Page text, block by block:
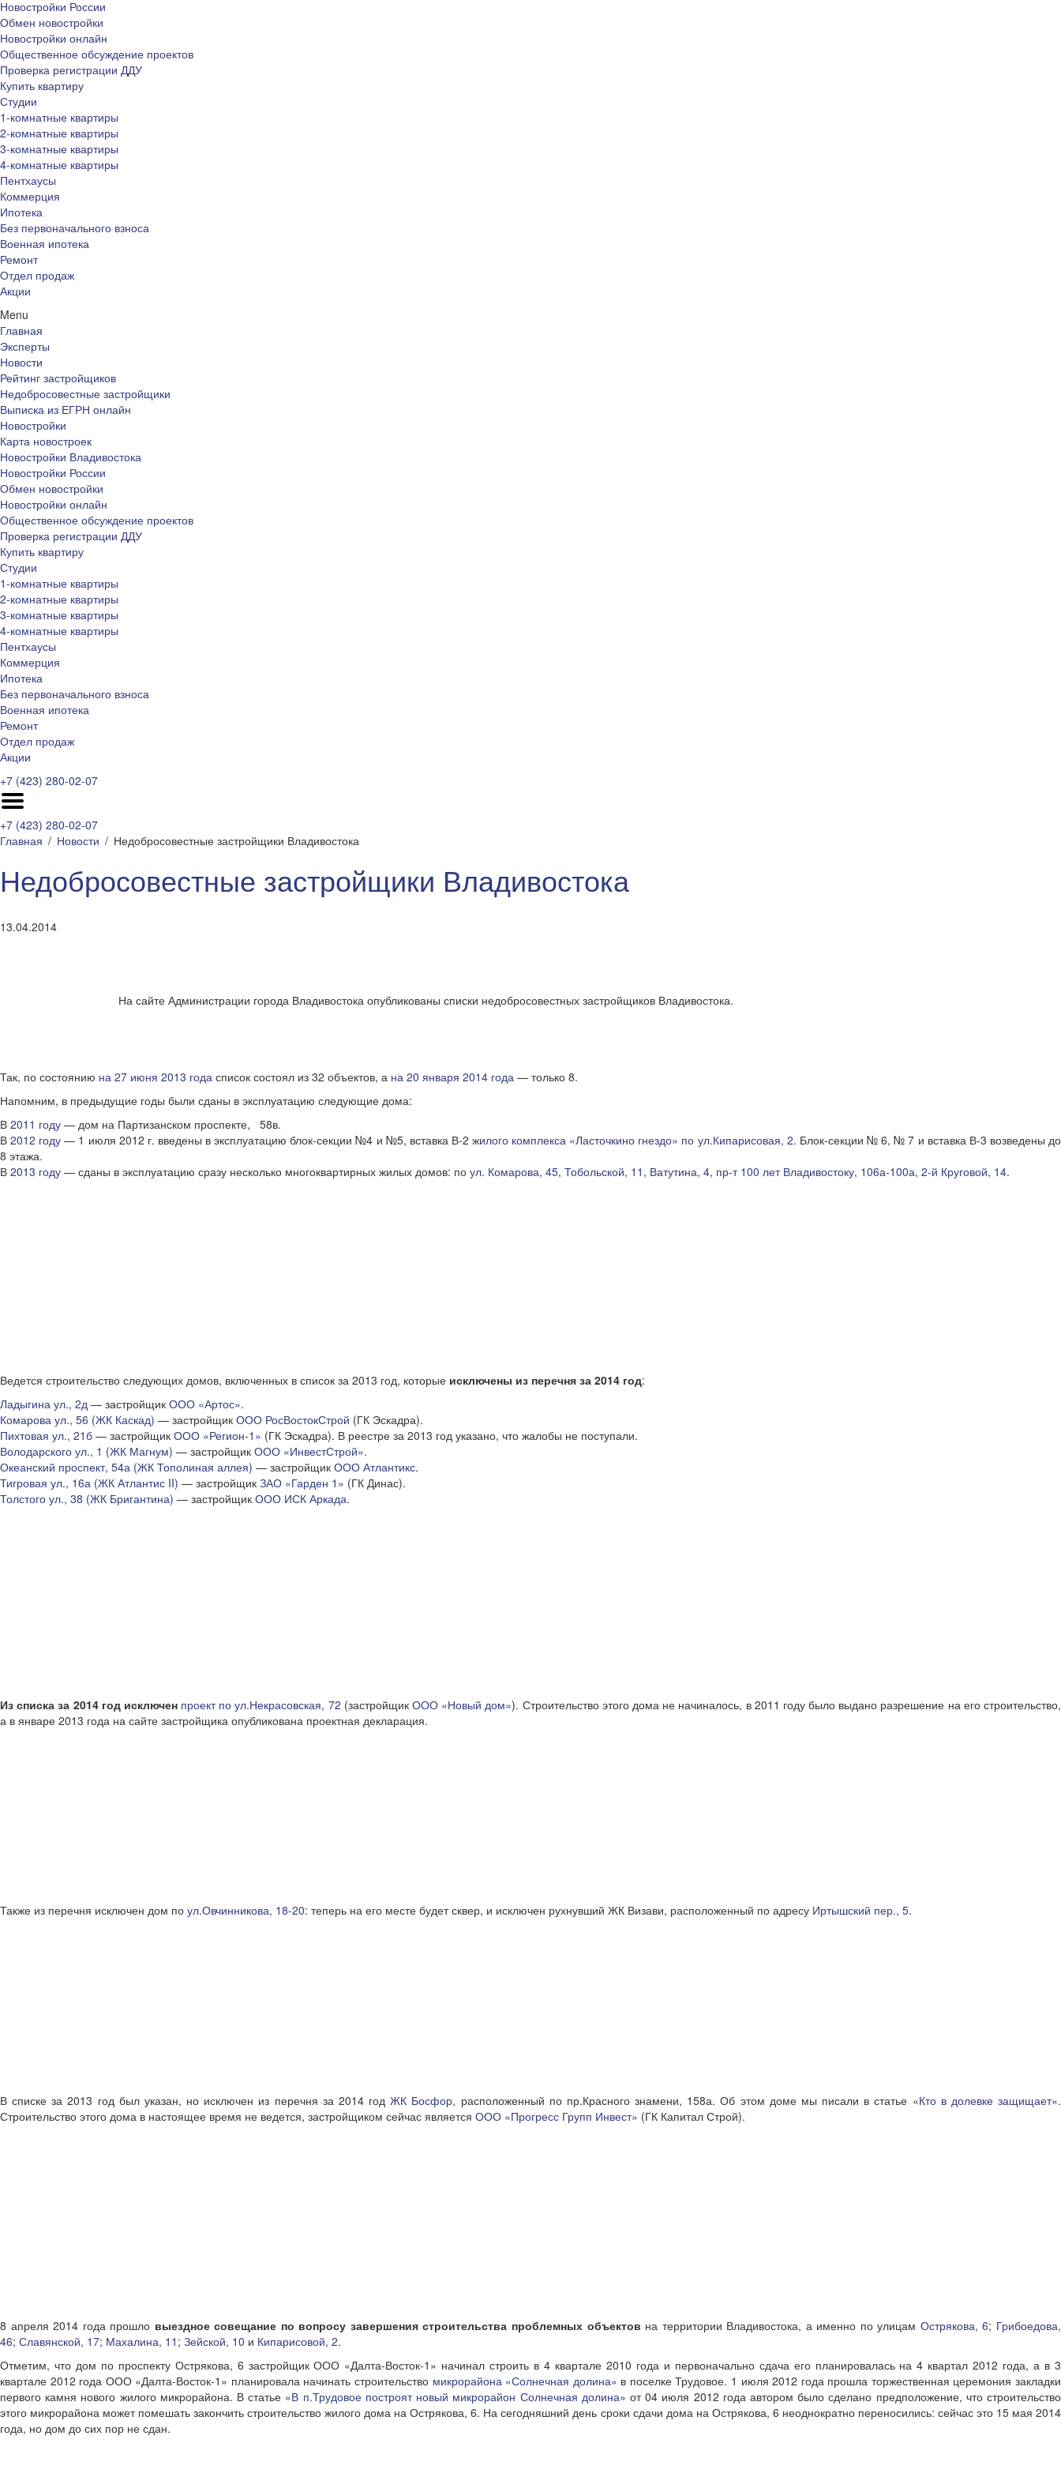
Новостройки России
Обмен новостройки
Новостройки онлайн
Общественное обсуждение проектов
Проверка регистрации ДДУ
Купить квартиру
Студии
1-комнатные квартиры
2-комнатные квартиры
3-комнатные квартиры
4-комнатные квартиры
Пентхаусы
Коммерция
Ипотека
Без первоначального взноса
Военная ипотека
Ремонт
Отдел продаж
Акции
Menu
Главная
Эксперты
Новости
Рейтинг застройщиков
Недобросовестные застройщики
Выписка из ЕГРН онлайн
Новостройки
Карта новостроек
Новостройки Владивостока
Новостройки России
Обмен новостройки
Новостройки онлайн
Общественное обсуждение проектов
Проверка регистрации ДДУ
Купить квартиру
Студии
1-комнатные квартиры
2-комнатные квартиры
3-комнатные квартиры
4-комнатные квартиры
Пентхаусы
Коммерция
Ипотека
Без первоначального взноса
Военная ипотека
Ремонт
Отдел продаж
Акции
+7 (423) 280-02-07
+7 (423) 280-02-07
Главная
Новости Недобросовестные застройщики Владивостока
Недобросовестные застройщики Владивостока
13.04.2014
На сайте Администрации города Владивостока опубликованы списки недобросовестных застройщиков Владивостока.
Так, по состоянию на 27 июня 2013 года список состоял из 32 объектов, а на 20 января 2014 года — только 8.
Напомним, в предыдущие годы были сданы в эксплуатацию следующие дома:
В 2011 году — дом на Партизанском проспекте, 58в.
В2012 году — 1 июля 2012 г. введены в эксплуатацию блок-секции №4 и №5, вставка В-2жилого комплекса «Ласточкино гнездо» по ул.Кипарисовая, 2. Блок-секции № 6, № 7 и вставка В-3 возведены до
8 этажа.
В 2013 году — сданы в эксплуатацию сразу несколько многоквартирных жилых домов: по ул. Комарова, 45, Тобольской, 11 , Ватутина, 4, пр-т 100 лет Владивостоку, 106а-100а, 2-й Круговой, 14.
Ведется строительство следующих домов, включенных в список за 2013 год, которые исключены из перечня за 2014 год:
Ладыгина ул., 2д — застройщик ООО «Артос».
Комарова ул., 56 (ЖК Каскад) — застройщик ООО РосВостокСтрой (ГК Эскадра).
Пихтовая ул., 21б — застройщик ООО «Регион-1» (ГК Эскадра). В реестре за 2013 год указано, что жалобы не поступали.
Володарского ул., 1 (ЖК Магнум) — застройщик ООО «ИнвестСтрой».
Океанский проспект, 54а (ЖК Тополиная аллея) — застройщик ООО Атлантикс.
Тигровая ул., 16а (ЖК Атлантис II) — застройщик ЗАО «Гарден 1» (ГК Динас).
Толстого ул., 38 (ЖК Бригантина) — застройщик ООО ИСК Аркада.
Из списка за 2014 год исключен проект по ул.Некрасовская, 72 (застройщикООО «Новый дом»). Строительство этого дома не начиналось, в 2011 году было выдано разрешение на его строительство,
а в январе 2013 года на сайте застройщика опубликована проектная декларация.
Также из перечня исключен дом по ул.Овчинникова, 18-20: теперь на его месте будет сквер, и исключен рухнувший ЖК Визави, расположенный по адресу Иртышский пер., 5.
В списке за 2013 год был указан, но исключен из перечня за 2014 годЖК Босфор, расположенный по пр.Красного знамени, 158а. Об этом доме мы писали в статье «Кто в долевке защищает«.
Строительство этого дома в настоящее время не ведется, застройщиком сейчас является ООО «Прогресс Групп Инвест» (ГК Капитал Строй).
8 апреля 2014 года прошло выездное совещание по вопросу завершения строительства проблемных объектов на территории Владивостока, а именно по улицам Острякова, 6; Грибоедова,
46; Славянской, 17; Махалина, 11 ; Зейской, 10 и Кипарисовой, 2.
Отметим, что дом по проспекту Острякова, 6 застройщик ООО «Далта-Восток-1» начинал строить в 4 квартале 2010 года и первоначально сдача его планировалась на 4 квартал 2012 года, а в 3
квартале 2012 года ООО «Далта-Восток-1» планировала начинать строительство микрорайона «Солнечная долина» в поселке Трудовое. 1 июля 2012 года прошла торжественная церемония закладки
первого камня нового жилого микрорайона. В статье «В п.Трудовое построят новый микрорайон Солнечная долина» от 04 июля 2012 года автором было сделано предположение, что строительство
этого микрорайона может помешать закончить строительство жилого дома на Острякова, 6. На сегодняшний день сроки сдачи дома на Острякова, 6 неоднократно переносились: сейчас это 15 мая 2014
года, но дом до сих пор не сдан.